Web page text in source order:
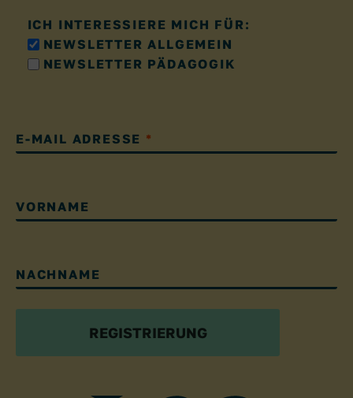
ICH INTERESSIERE MICH FÜR:
NEWSLETTER ALLGEMEIN
NEWSLETTER PÄDAGOGIK
E-MAIL ADRESSE *
VORNAME
NACHNAME
REGISTRIERUNG